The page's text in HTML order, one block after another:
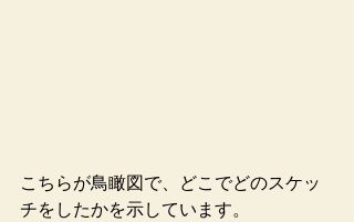
こちらが鳥瞰図で、どこでどのスケッ
チをしたかを示しています。